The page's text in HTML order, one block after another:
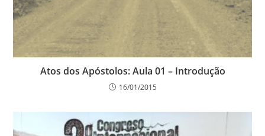
Atos dos Apóstolos: Aula 01 – Introdução
16/01/2015